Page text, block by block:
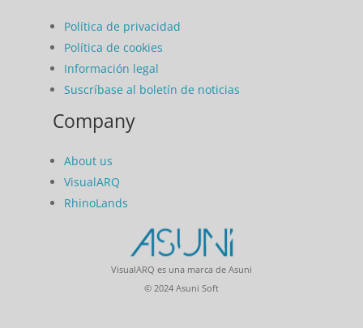
Política de privacidad
Política de cookies
Información legal
Suscríbase al boletín de noticias
Company
About us
VisualARQ
RhinoLands
VisualARQ es una marca de Asuni
© 2024 Asuni Soft